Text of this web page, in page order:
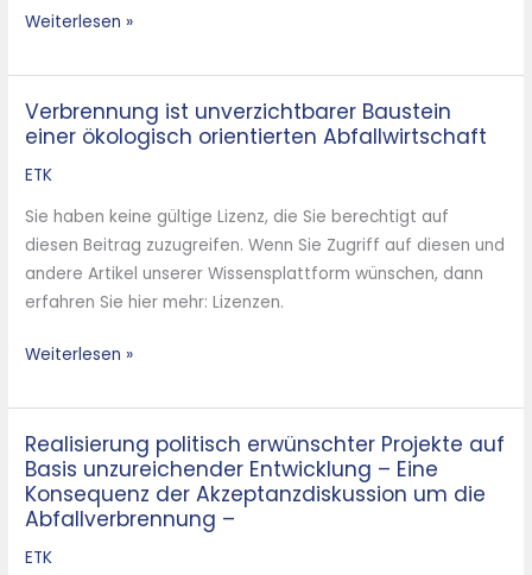
Weiterlesen »
Verbrennung ist unverzichtbarer Baustein
einer ökologisch orientierten Abfallwirtschaft
ETK
Sie haben keine gültige Lizenz, die Sie berechtigt auf
diesen Beitrag zuzugreifen. Wenn Sie Zugriff auf diesen und
andere Artikel unserer Wissensplattform wünschen, dann
erfahren Sie hier mehr: Lizenzen.
Verbrennung
ist
unverzichtbarer
einer
ökologisch
orientierten
Abfallwirtschaft
Weiterlesen »
Realisierung politisch erwünschter Projekte auf
Basis unzureichender Entwicklung – Eine
Konsequenz der Akzeptanzdiskussion um die
Abfallverbrennung –
ETK
Realisierung
politisch
erwünschter
Projekte
auf